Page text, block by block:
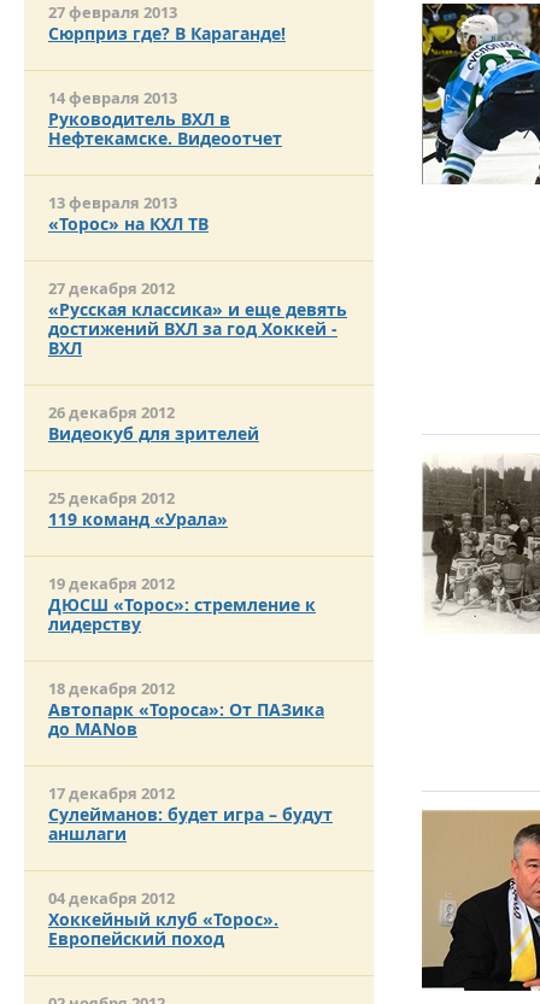
27 февраля 2013
Сюрприз где? В Караганде!
14 февраля 2013
Руководитель ВХЛ в
Нефтекамске. Видеоотчет
13 февраля 2013
«Торос» на КХЛ ТВ
27 декабря 2012
«Русская классика» и еще девять
достижений ВХЛ за год Хоккей -
ВХЛ
26 декабря 2012
Видеокуб для зрителей
25 декабря 2012
119 команд «Урала»
19 декабря 2012
ДЮСШ «Торос»: стремление к
лидерству
18 декабря 2012
Автопарк «Тороса»: От ПАЗика
до MANов
17 декабря 2012
Сулейманов: будет игра – будут
аншлаги
04 декабря 2012
Хоккейный клуб «Торос».
Европейский поход